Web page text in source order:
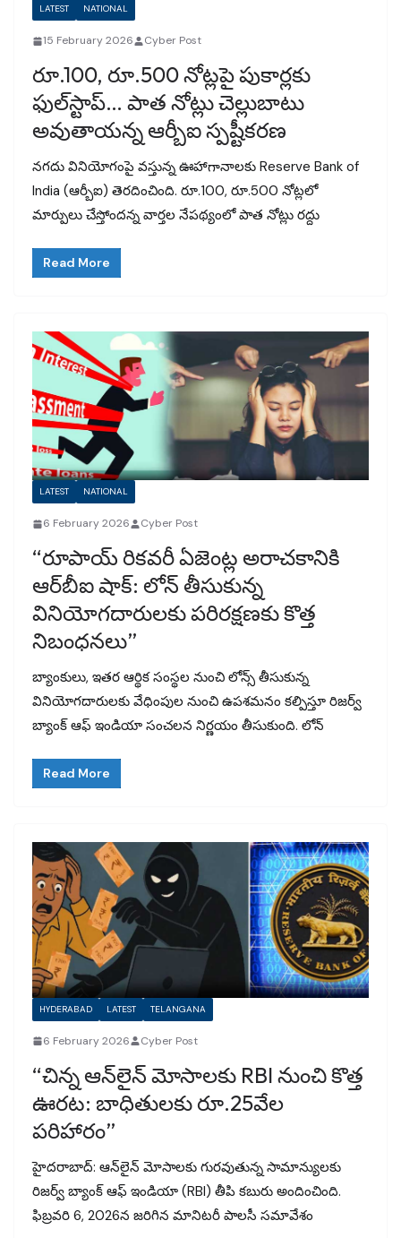
LATEST NATIONAL
15 February 2026 Cyber Post
రూ.100, రూ.500 నోట్లపై పుకార్లకు
ఫుల్‌స్టాప్… పాత నోట్లు చెల్లుబాటు
అవుతాయన్న ఆర్బీఐ స్పష్టీకరణ
నగదు వినియోగంపై వస్తున్న ఊహాగానాలకు Reserve Bank of
India (ఆర్బీఐ) తెరదించింది. రూ.100, రూ.500 నోట్లలో
మార్పులు చేస్తోందన్న వార్తల నేపథ్యంలో పాత నోట్లు రద్దు
Read More
LATEST NATIONAL
6 February 2026 Cyber Post
“రూపాయ్ రికవరీ ఏజెంట్ల అరాచకానికి
ఆర్‌బీఐ షాక్: లోన్ తీసుకున్న
వినియోగదారులకు పరిరక్షణకు కొత్త
నిబంధనలు”
బ్యాంకులు, ఇతర ఆర్థిక సంస్థల నుంచి లోన్స్ తీసుకున్న
వినియోగదారులకు వేధింపుల నుంచి ఉపశమనం కల్పిస్తూ రిజర్వ్
బ్యాంక్ ఆఫ్ ఇండియా సంచలన నిర్ణయం తీసుకుంది. లోన్
Read More
HYDERABAD LATEST TELANGANA
6 February 2026 Cyber Post
“చిన్న ఆన్‌లైన్ మోసాలకు RBI నుంచి కొత్త
ఊరట: బాధితులకు రూ.25వేల
పరిహారం”
హైదరాబాద్: ఆన్‌లైన్ మోసాలకు గురవుతున్న సామాన్యులకు
రిజర్వ్ బ్యాంక్ ఆఫ్ ఇండియా (RBI) తీపి కబురు అందించింది.
ఫిబ్రవరి 6, 2026న జరిగిన మానిటరీ పాలసీ సమావేశం